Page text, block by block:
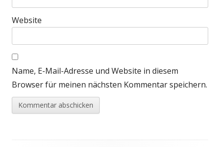
Website
Name, E-Mail-Adresse und Website in diesem
Browser für meinen nächsten Kommentar speichern.